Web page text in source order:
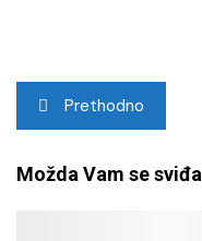
Navigacija
objava
Prethodno
Možda Vam se sviđa